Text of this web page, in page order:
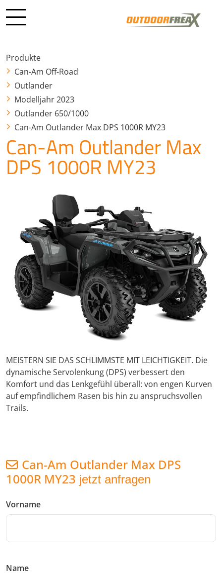
Produkte
Can-Am Off-Road
Outlander
Modelljahr 2023
Outlander 650/1000
Can-Am Outlander Max DPS 1000R MY23
Can-Am Outlander Max
DPS 1000R MY23
MEISTERN SIE DAS SCHLIMMSTE MIT LEICHTIGKEIT. Die
dynamische Servolenkung (DPS) verbessert den
Komfort und das Lenkgefühl überall: von engen Kurven
auf empfindlichem Rasen bis hin zu anspruchsvollen
Trails.
Can-Am Outlander Max DPS
1000R MY23 jetzt anfragen
Vorname
Name